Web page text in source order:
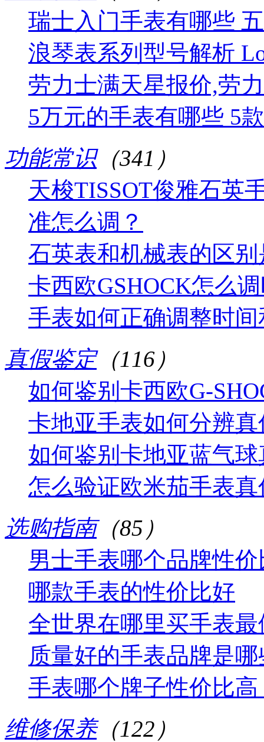
瑞士入门手表有哪些
浪琴表系列型号解析
劳力士满天星报价,劳
5万元的手表有哪些 5
功能常识（341）
天梭TISSOT俊雅石英
准怎么调？
石英表和机械表的区
卡西欧GSHOCK怎么
手表如何正确调整时
真假鉴定（116）
如何鉴别卡西欧G-
卡地亚手表如何分辨真
如何鉴别卡地亚蓝气球
怎么验证欧米茄手表
选购指南（85）
男士手表哪个品牌性
哪款手表的性价比好
全世界在哪里买手表最
质量好的手表品牌是哪
手表哪个牌子性价比
维修保养（122）